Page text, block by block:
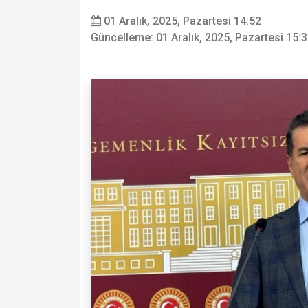
01 Aralık, 2025, Pazartesi 14:52
Güncelleme: 01 Aralık, 2025, Pazartesi